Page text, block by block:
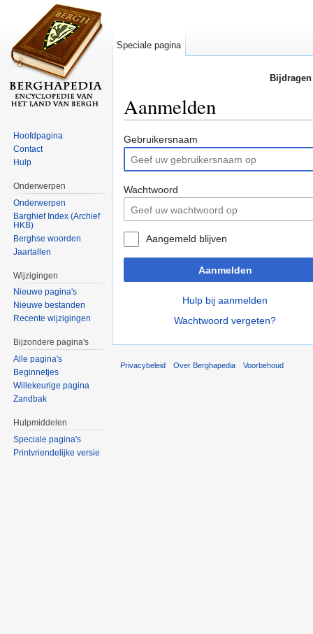
Aanmelden
Gebruikersnaam
Wachtwoord
Aangemeld blijven
Aanmelden
Hulp bij aanmelden
Wachtwoord vergeten?
Speciale pagina
Hoofdpagina
Contact
Hulp
Onderwerpen
Onderwerpen
Barghief Index (Archief
HKB)
Berghse woorden
Jaartallen
Wijzigingen
Nieuwe pagina's
Nieuwe bestanden
Recente wijzigingen
Bijzondere pagina's
Alle pagina's
Beginnetjes
Willekeurige pagina
Zandbak
Hulpmiddelen
Speciale pagina's
Printvriendelijke versie
Privacybeleid Over Berghapedia Voorbehoud